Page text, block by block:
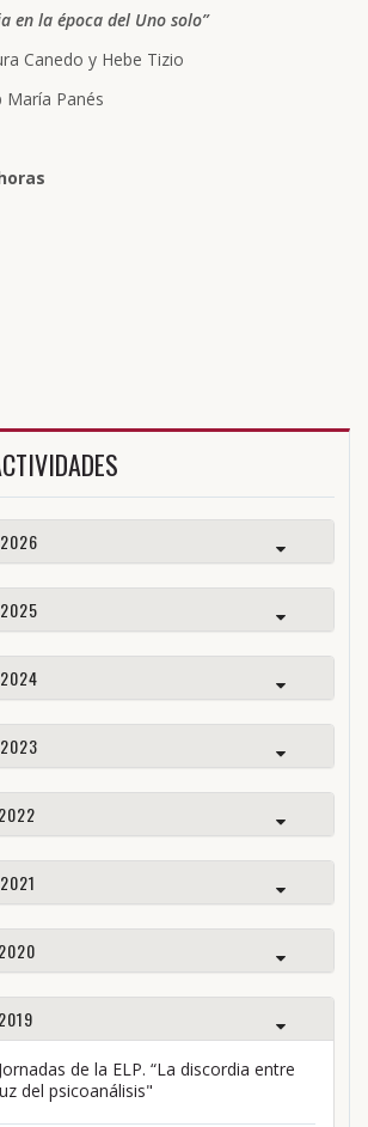
en la época del Uno solo”
Canedo y Hebe Tizio
María Panés
de la ELP. “La discordia entre
del psicoanálisis"